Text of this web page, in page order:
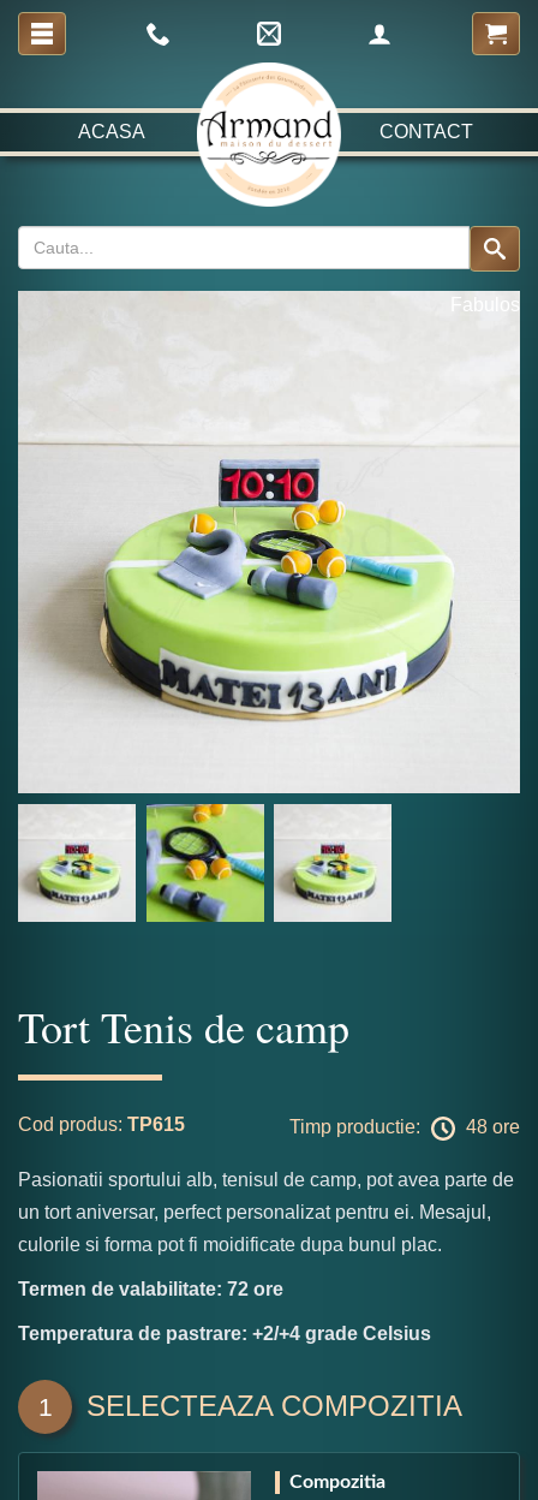
ACASA CONTACT
Fabulos
Tort Tenis de camp
Cod produs: TP615 Timp productie: 48 ore
Pasionatii sportului alb, tenisul de camp, pot avea parte de
un tort aniversar, perfect personalizat pentru ei. Mesajul,
culorile si forma pot fi moidificate dupa bunul plac.
Termen de valabilitate: 72 ore
Temperatura de pastrare: +2/+4 grade Celsius
1 SELECTEAZA COMPOZITIA
Compozitia